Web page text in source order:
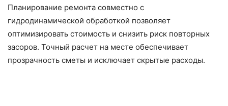
Планирование ремонта совместно с
гидродинамической обработкой позволяет
оптимизировать стоимость и снизить риск повторных
засоров. Точный расчет на месте обеспечивает
прозрачность сметы и исключает скрытые расходы.